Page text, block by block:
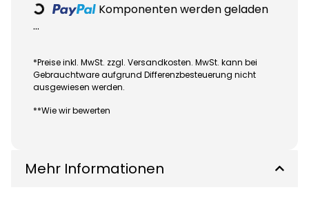
Loading...
Komponenten werden geladen
...
*Preise inkl. MwSt. zzgl. Versandkosten. MwSt. kann bei
Gebrauchtware aufgrund Differenzbesteuerung nicht
ausgewiesen werden.
**Wie wir bewerten
Mehr Informationen